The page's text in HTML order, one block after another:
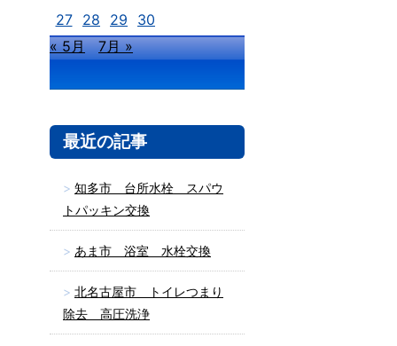
27
28 29
30
« 5月
7月 »
最近の記事
知多市 台所水栓 スパウ
トパッキン交換
あま市 浴室 水栓交換
北名古屋市 トイレつまり
除去 高圧洗浄